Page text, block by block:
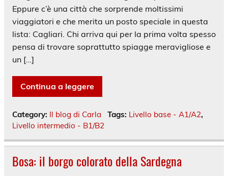
Eppure c’è una città che sorprende moltissimi
viaggiatori e che merita un posto speciale in questa
lista: Cagliari. Chi arriva qui per la prima volta spesso
pensa di trovare soprattutto spiagge meravigliose e
un […]
Continua a leggere
Category: Il blog di Carla Tags: Livello base - A1/A2,
Livello intermedio - B1/B2
Bosa: il borgo colorato della Sardegna